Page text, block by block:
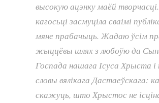
высокую ацэнку маёй
кагосьці засмуціла сваімі
мяне прабачыць. Жадаю ўсім
жыццёвы шлях з любоўю да
Госпада нашага Ісуса Хрыста
словы вялікага Дастаеўскага:
скажуць, што Хрыстос не